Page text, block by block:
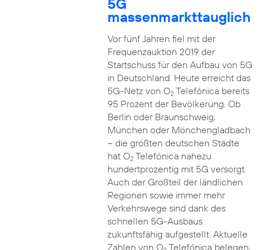
5G
massenmarkttauglich
Vor fünf Jahren fiel mit der
Frequenzauktion 2019 der
Startschuss für den Aufbau von 5G
in Deutschland. Heute erreicht das
5G-Netz von O2Telefónica bereits
95 Prozent der Bevölkerung. Ob
Berlin oder Braunschweig,
München oder Mönchengladbach
– die größten deutschen Städte
hat O2Telefónica nahezu
hundertprozentig mit 5G versorgt.
Auch der Großteil der ländlichen
Regionen sowie immer mehr
Verkehrswege sind dank des
schnellen 5G-Ausbaus
zukunftsfähig aufgestellt. Aktuelle
Zahlen von O Telefónica belegen,